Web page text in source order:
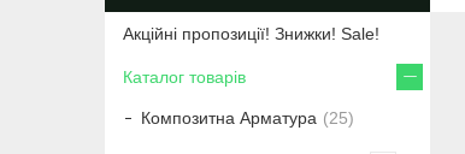
Акційні пропозиції! Знижки! Sale!
Каталог товарів
Композитна Арматура 25